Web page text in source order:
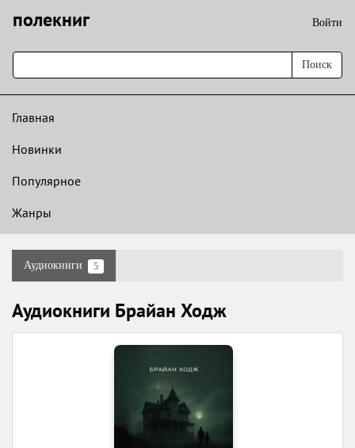
полекниг Войти
Поиск
Главная
Новинки
Популярное
Жанры
Аудиокниги 5
Аудиокниги Брайан Ходж